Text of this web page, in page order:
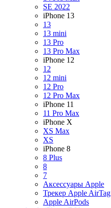
SE 2022
iPhone 13
13
13 mini
13 Pro
13 Pro Max
iPhone 12
12
12 mini
12 Pro
12 Pro Max
iPhone 11
11 Pro Max
iPhone X
XS Max
XS
iPhone 8
8 Plus
8
7
Аксессуары Apple
Трекер Apple AirTag
Apple AirPods